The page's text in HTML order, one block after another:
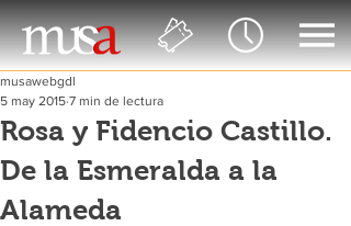
Rosa y Fidencio Castillo.
De la Esmeralda a la
Alameda
musawebgdl
5 may 2015 7 min de lectura